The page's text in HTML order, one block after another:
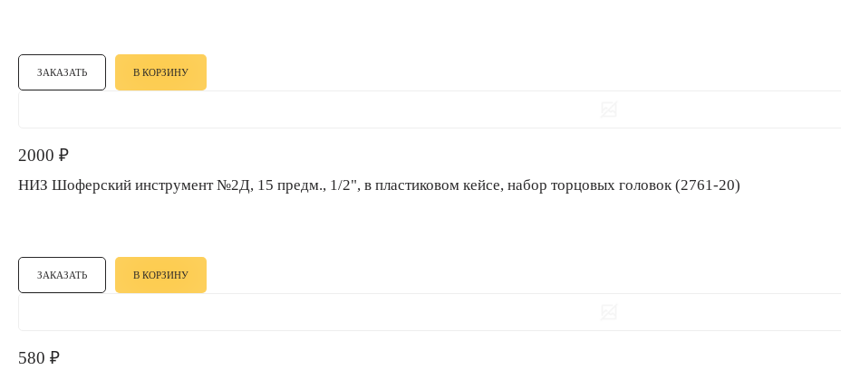
ЗАКАЗАТЬ В КОРЗИНУ
2000 ₽
НИЗ Шоферский инструмент №2Д, 15 предм., 1/2", в пластиковом кейсе, набор торцовых головок (2761-20)
ЗАКАЗАТЬ В КОРЗИНУ
580 ₽